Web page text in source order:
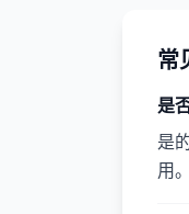
常
是
是
用。